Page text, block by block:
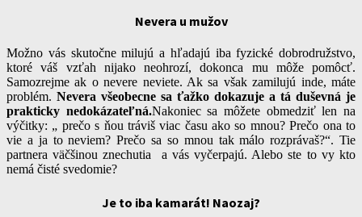
Nevera u mužov
Možno vás skutočne milujú a hľadajú iba fyzické dobrodružstvo,
ktoré váš vzťah nijako neohrozí, dokonca mu môže pomôcť.
Samozrejme ak o nevere neviete. Ak sa však zamilujú inde, máte
problém. Nevera všeobecne sa ťažko dokazuje a tá duševná je
prakticky nedokázateľná.Nakoniec sa môžete obmedziť len na
výčitky: „ prečo s ňou tráviš viac času ako so mnou? Prečo ona to
vie a ja to neviem? Prečo sa so mnou tak málo rozprávaš?“. Tie
partnera väčšinou znechutia a vás vyčerpajú. Alebo ste to vy kto
nemá čisté svedomie?
Je to iba kamarát! Naozaj?